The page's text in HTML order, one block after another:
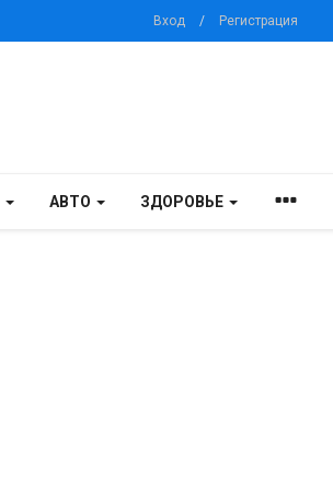
Вход / Регистрация
АВТО ЗДОРОВЬЕ